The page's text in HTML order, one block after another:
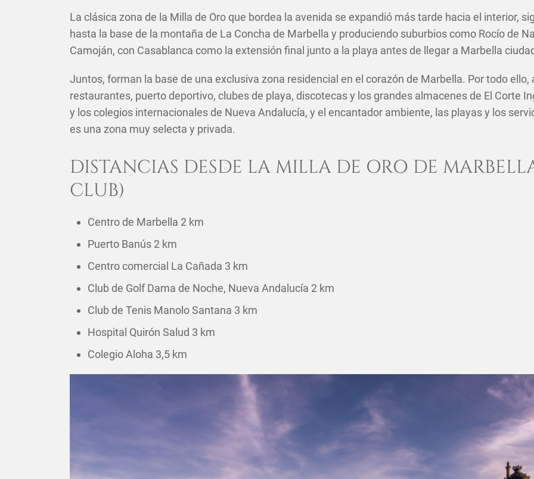
La clásica zona de la Milla de Oro que bordea la avenida se expandió más tarde hacia el interior,
hasta la base de la montaña de La Concha de Marbella y produciendo suburbios como Rocío de
Camoján, con Casablanca como la extensión final junto a la playa antes de llegar a Marbella
Juntos, forman la base de una exclusiva zona residencial en el corazón de Marbella. Por todo
restaurantes, puerto deportivo, clubes de playa, discotecas y los grandes almacenes de El Corte
y los colegios internacionales de Nueva Andalucía, y el encantador ambiente, las playas y los
es una zona muy selecta y privada.
DISTANCIAS DESDE LA MILLA DE ORO DE
CLUB)
Centro de Marbella 2 km
Puerto Banús 2 km
Centro comercial La Cañada 3 km
Club de Golf Dama de Noche, Nueva Andalucía 2 km
Club de Tenis Manolo Santana 3 km
Hospital Quirón Salud 3 km
Colegio Aloha 3,5 km